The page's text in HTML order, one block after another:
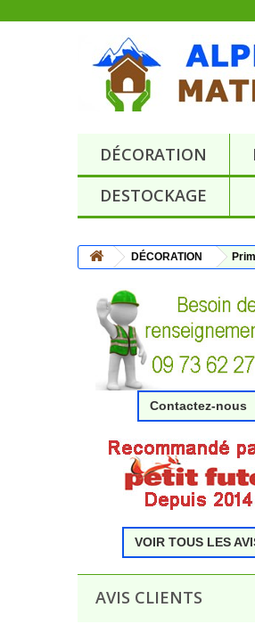
DÉCORATION
DESTOCKAGE
DÉCORATION
Contactez-nous
VOIR TOUS LES
AVIS CLIENTS